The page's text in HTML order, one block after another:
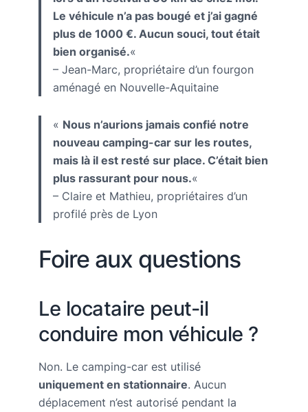
Le véhicule n’a pas bougé et j’ai gagné
plus de 1000 €. Aucun souci, tout était
bien organisé.«
– Jean-Marc, propriétaire d’un fourgon
aménagé en Nouvelle-Aquitaine
« Nous n’aurions jamais confié notre
nouveau camping-car sur les routes,
mais là il est resté sur place. C’était bien
plus rassurant pour nous.«
– Claire et Mathieu, propriétaires d’un
profilé près de Lyon
Foire aux questions
Le locataire peut-il
conduire mon véhicule ?
Non. Le camping-car est utilisé
uniquement en stationnaire. Aucun
déplacement n’est autorisé pendant la